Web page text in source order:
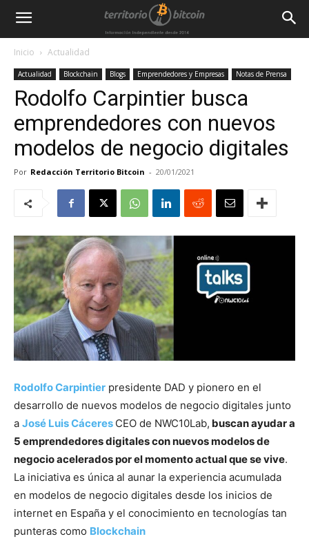
Inicio Actualidad
Actualidad Blockchain Blogs Emprendedores y Empresas Notas de Prensa
Rodolfo Carpintier busca
emprendedores con nuevos
modelos de negocio digitales
Por Redacción Territorio Bitcoin - 20/01/2021
Rodolfo Carpintier presidente DAD y pionero en el
desarrollo de nuevos modelos de negocio digitales junto
a José Luis Cáceres CEO de NWC10Lab, buscan ayudar a
5 emprendedores digitales con nuevos modelos de
negocio acelerados por el momento actual que se vive.
La iniciativa es única al aunar la experiencia acumulada
en modelos de negocio digitales desde los inicios de
internet en España y el conocimiento en tecnologías tan
punteras como Blockchain